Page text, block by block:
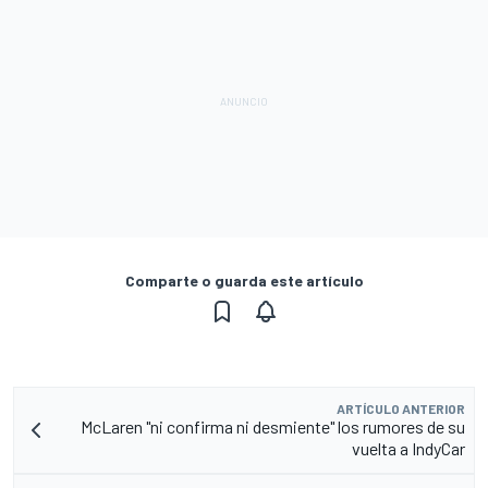
Comparte o guarda este artículo
ARTÍCULO ANTERIOR
McLaren "ni confirma ni desmiente" los rumores de su
vuelta a IndyCar